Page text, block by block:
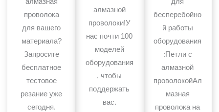
проволока
для вашего
материала?
Запросите
бесплатное
тестовое
резание уже
сегодня.
алмазной
проволоки!У
нас почти 100
моделей
оборудования
, чтобы
поддержать
вас.
бесперебойно
й работы
оборудования
:Петли с
алмазной
проволокойАл
мазная
проволока на